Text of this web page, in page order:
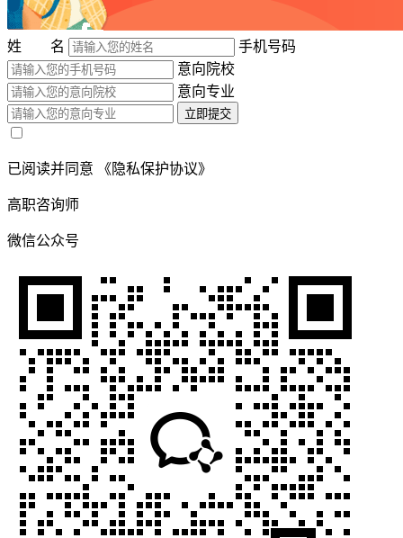
姓 名
手机号码
意向院校
意向专业
立即提交
已阅读并同意 《隐私保护协议》
高职咨询师
微信公众号